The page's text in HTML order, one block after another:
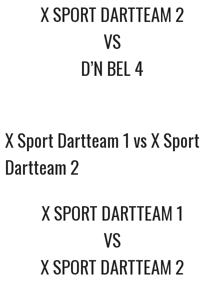
X SPORT DARTTEAM 2
VS
D’N BEL 4
X Sport Dartteam 1 vs X Sport
Dartteam 2
X SPORT DARTTEAM 1
VS
X SPORT DARTTEAM 2